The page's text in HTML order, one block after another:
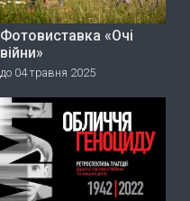
Фотовиставка «Очі
війни»
до 04 травня 2025